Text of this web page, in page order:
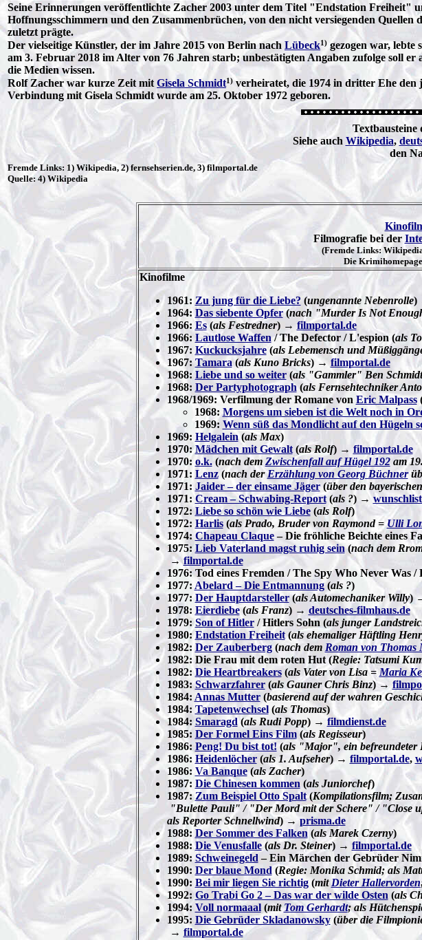
Seine Erinnerungen veröffentlichte Zacher 2003 unter dem Titel "Endstation Freiheit"
Hoffnungsschimmern und den Zusammenbrüchen, von den nicht versiegenden
zuletzt prägte.
Der vielseitige Künstler, der im Jahre 2015 von Berlin nach Lübeck1) gezogen war, lebte
am 3. Februar 2018 im Alter von 76 Jahren starb; unbestätigten Angaben zufolge soll
die Medien wissen.
Rolf Zacher war kurze Zeit mit Gisela Schmidt1)verheiratet, die 1974 in dritter Ehe
Verbindung mit Gisela Schmidt wurde am 25. Oktober 1972 geboren.
Siehe auch Wikipedia,
den
Fremde Links: 1) Wikipedia, 2) fernsehserien.de, 3) filmportal.de
Quelle: 4) Wikipedia
Filmografie bei der
(Fremde Links:
Die
Kinofilme
1961: Zu jung für die Liebe? (ungenannte Nebenrolle)
1964: Das siebente Opfer(nach "Murder Is Not
1966: Es(als Festredner) → filmportal.de
1966: Lautlose Waffen/ The Defector / L'espion (als
1967: Kuckucksjahre(als Lebemensch und
1967: Tamara (als Kuno Bricks) → filmportal.de
1968: Liebe und so weiter(als "Gammler" Ben Schmidt
1968: Der Partyphotograph(als Fernsehtechniker
1968/1969: Verfilmung der Romane von Eric Malpass
1968: Morgens um sieben ist die Welt noch in
1969: Wenn süß das Mondlicht auf den Hügeln
1969: Helgalein(als Max)
1970:Mädchen mit Gewalt(als Rolf) → filmportal.de
1970: o.k.(nach dem Zwischenfall auf Hügel 192am
1971: Lenz(nach derErzählung von Georg Büchner
1971: Jaider – der einsame Jäger(über den
1971: Cream – Schwabing-Report(als ?) →
1972: Liebe so schön wie Liebe(als Rolf)
1972: Harlis(als Prado, Bruder von Raymond = Ulli
1974: Chapeau Claque– Die fröhliche Beichte eines
1975: Lieb Vaterland magst ruhig sein(nach dem
→filmportal.de
1976: Tod eines Fremden / The Spy Who Never Was /
1977: Abelard – Die Entmannung(als ?)
1977: Der Hauptdarsteller(als Automechaniker Willy)
1978: Eierdiebe(als Franz) → deutsches-filmhaus.de
1979: Son of Hitler/ Hitlers Sohn (als junger
1980:Endstation Freiheit(als ehemaliger Häftling
1982: Der Zauberberg(nach dem Roman von Thomas
1982: Die Frau mit dem roten Hut (Regie: Tatsumi
1982: Die Heartbreakers(als Vater von Lisa =Maria
1983:Schwarzfahrer(als Gauner Chris Binz) →
1984: Annas Mutter(basierend auf der wahren
1984: Tapetenwechsel(als Thomas)
1984: Smaragd(als Rudi Popp) → filmdienst.de
1985: Der Formel Eins Film(als Regisseur)
1986: Peng! Du bist tot! (als "Major", ein befreundeter
1986: Heidenlöcher(als 1. Aufseher) → filmportal.de,
1986: Va Banque(als Zacher)
1987: Die Chinesen kommen (als Juniorchef)
1987:Zum Beispiel Otto Spalt(Kompilationsfilm;
"Bulette Pauli" / "Der Mord mit der Schere" / "Close
als Reporter Schnellwind) → prisma.de
1988: Der Sommer des Falken (als Marek Czerny)
1988: Die Venusfalle(als Dr. Steiner) → filmportal.de
1989: Schweinegeld – Ein Märchen der Gebrüder
1990: Der blaue Mond (Regie: Monika Schmid; als
1990: Bei mir liegen Sie richtig(mit Dieter Hallervorden
1992: Go Trabi Go 2 – Das war der wilde Osten (als
1994: Voll normaaal(mitTom Gerhardt; als
1995: Die Gebrüder Skladanowsky(über die
→ filmportal.de